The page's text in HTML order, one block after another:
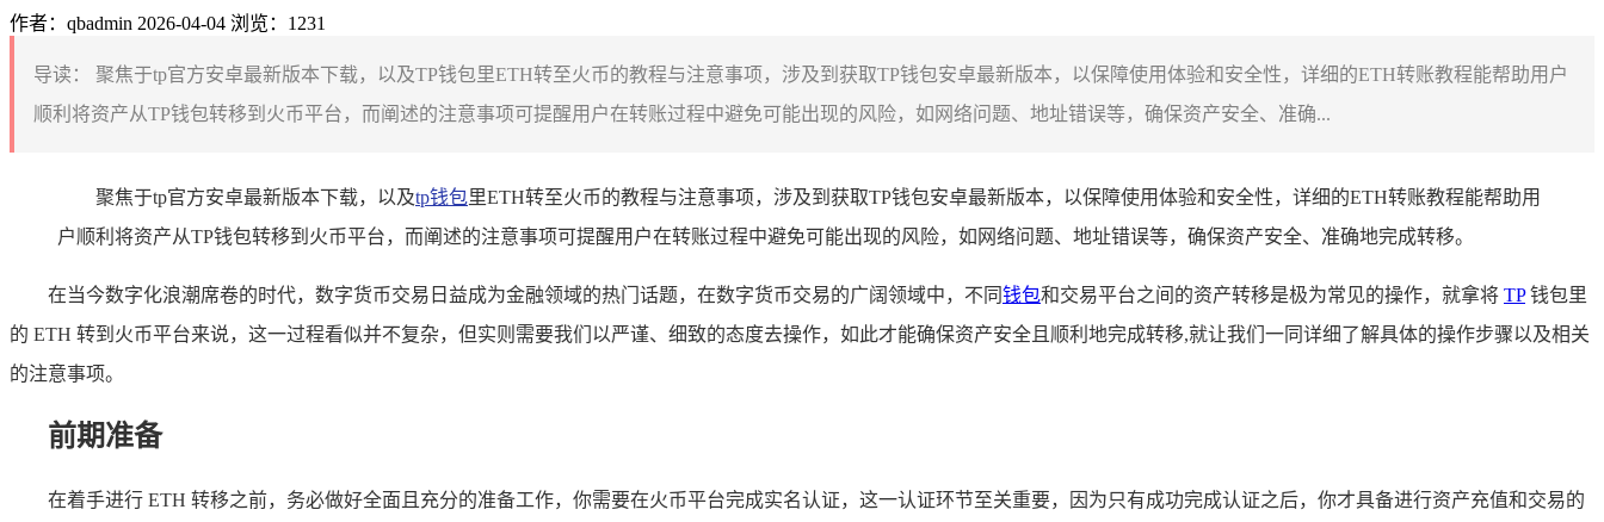
作者：qbadmin 2026-04-04 浏览：1231
导读：
聚焦于tp官方安卓最新版本下载，以及TP钱包里ETH转至火币的教程与注意事项，涉及到获取TP钱包安卓最新版本，以保障使用体验和安全性，详细的ETH转账教程能帮助用户
顺利将资产从TP钱包转移到火币平台，而阐述的注意事项可提醒用户在转账过程中避免可能出现的风险，如网络问题、地址错误等，确保资产安全、准确...
聚焦于tp官方安卓最新版本下载，以及tp钱包里ETH转至火币的教程与注意事项，涉及到获取TP钱包安卓最新版本，以保障使用体验和安全性，详细的ETH转账教程能帮助用
户顺利将资产从TP钱包转移到火币平台，而阐述的注意事项可提醒用户在转账过程中避免可能出现的风险，如网络问题、地址错误等，确保资产安全、准确地完成转移。
在当今数字化浪潮席卷的时代，数字货币交易日益成为金融领域的热门话题，在数字货币交易的广阔领域中，不同钱包和交易平台之间的资产转移是极为常见的操作，就拿将 TP钱包里
的 ETH 转到火币平台来说，这一过程看似并不复杂，但实则需要我们以严谨、细致的态度去操作，如此才能确保资产安全且顺利地完成转移,就让我们一同详细了解具体的操作步骤以及相关
的注意事项。
前期准备
在着手进行 ETH 转移之前，务必做好全面且充分的准备工作，你需要在火币平台完成实名认证，这一认证环节至关重要，因为只有成功完成认证之后，你才具备进行资产充值和交易的